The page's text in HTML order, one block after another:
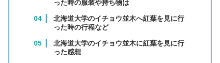
った時の服装や持ち物は
北海道大学のイチョウ並木へ紅葉を見に行
った時の行程など
北海道大学のイチョウ並木に紅葉を見に行
った感想